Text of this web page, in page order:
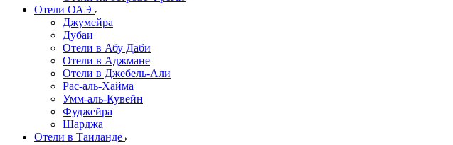
Отели ОАЭ
Джумейра
Дубаи
Отели в Абу Даби
Отели в Аджмане
Отели в Джебель-Али
Рас-аль-Хайма
Умм-аль-Кувейн
Фуджейра
Шарджа
Отели в Таиланде